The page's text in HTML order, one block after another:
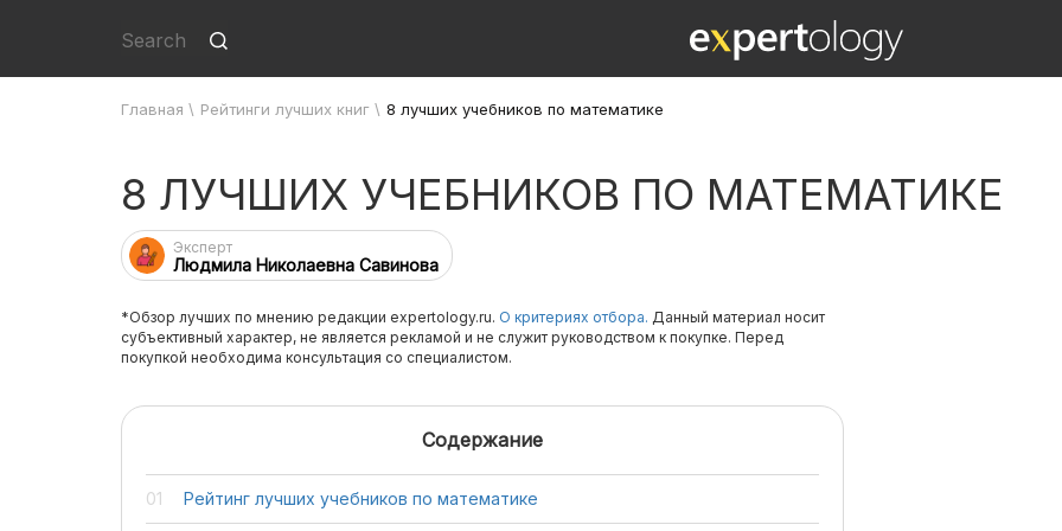
Главная \ Рейтинги лучших книг \ 8 лучших учебников по математике
8 ЛУЧШИХ УЧЕБНИКОВ ПО МАТЕМАТИКЕ
Эксперт
Людмила Николаевна Савинова
*Обзор лучших по мнению редакции expertology.ru. О критериях отбора. Данный материал носит
субъективный характер, не является рекламой и не служит руководством к покупке. Перед
покупкой необходима консультация со специалистом.
Содержание
Рейтинг лучших учебников по математике